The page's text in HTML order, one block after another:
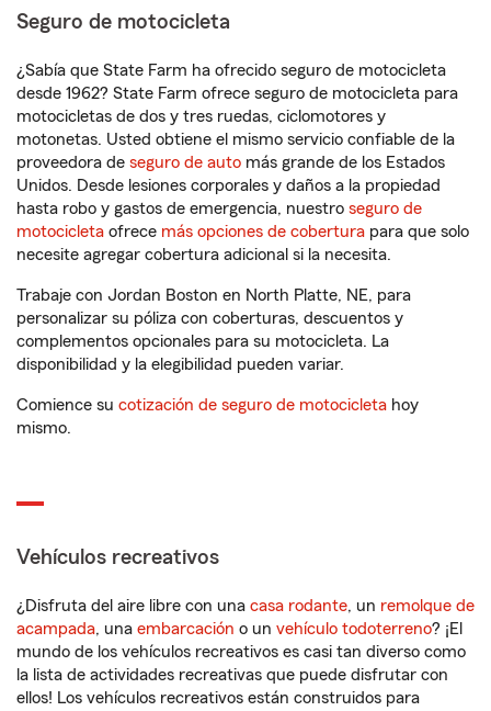
Seguro de motocicleta
¿Sabía que State Farm ha ofrecido seguro de motocicleta
desde 1962? State Farm ofrece seguro de motocicleta para
motocicletas de dos y tres ruedas, ciclomotores y
motonetas. Usted obtiene el mismo servicio confiable de la
proveedora de seguro de auto más grande de los Estados
Unidos. Desde lesiones corporales y daños a la propiedad
hasta robo y gastos de emergencia, nuestro seguro de
motocicleta ofrece más opciones de cobertura para que solo
necesite agregar cobertura adicional si la necesita.
Trabaje con Jordan Boston en North Platte, NE, para
personalizar su póliza con coberturas, descuentos y
complementos opcionales para su motocicleta. La
disponibilidad y la elegibilidad pueden variar.
Comience su cotización de seguro de motocicleta hoy
mismo.
Vehículos recreativos
¿Disfruta del aire libre con una casa rodante, un remolque de
acampada, una embarcación o un vehículo todoterreno? ¡El
mundo de los vehículos recreativos es casi tan diverso como
la lista de actividades recreativas que puede disfrutar con
ellos! Los vehículos recreativos están construidos para